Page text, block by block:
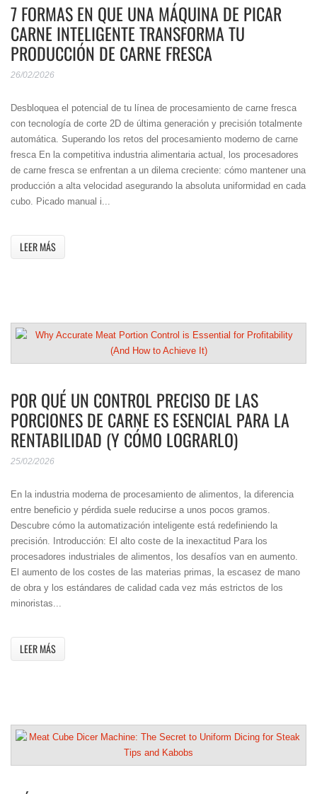
7 FORMAS EN QUE UNA MÁQUINA DE PICAR
CARNE INTELIGENTE TRANSFORMA TU
PRODUCCIÓN DE CARNE FRESCA
26/02/2026
Desbloquea el potencial de tu línea de procesamiento de carne fresca
con tecnología de corte 2D de última generación y precisión totalmente
automática. Superando los retos del procesamiento moderno de carne
fresca En la competitiva industria alimentaria actual, los procesadores
de carne fresca se enfrentan a un dilema creciente: cómo mantener una
producción a alta velocidad asegurando la absoluta uniformidad en cada
cubo. Picado manual i...
LEER MÁS
POR QUÉ UN CONTROL PRECISO DE LAS
PORCIONES DE CARNE ES ESENCIAL PARA LA
RENTABILIDAD (Y CÓMO LOGRARLO)
25/02/2026
En la industria moderna de procesamiento de alimentos, la diferencia
entre beneficio y pérdida suele reducirse a unos pocos gramos.
Descubre cómo la automatización inteligente está redefiniendo la
precisión. Introducción: El alto coste de la inexactitud Para los
procesadores industriales de alimentos, los desafíos van en aumento.
El aumento de los costes de las materias primas, la escasez de mano
de obra y los estándares de calidad cada vez más estrictos de los
minoristas...
LEER MÁS